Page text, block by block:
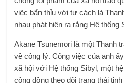
việc bẩn thỉu với tư cách là
nhau phát hiện ra rằng Hệ thống
Akane Tsunemori là một Thanh
về công lý.Công việc của anh
xã hội với Hệ thống Sibyl, một
cộng đồng theo dõi trạng thái